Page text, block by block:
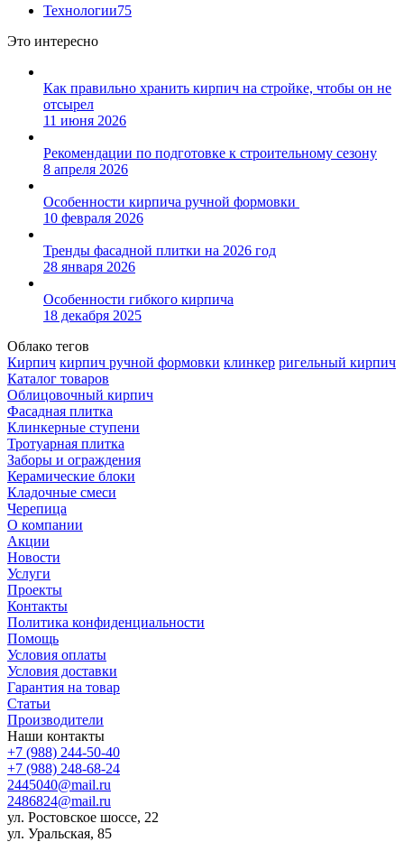
Технологии75
Это интересно
Как правильно хранить кирпич на стройке, чтобы он не
отсырел
11 июня 2026
Рекомендации по подготовке к строительному сезону
8 апреля 2026
Особенности кирпича ручной формовки
10 февраля 2026
Тренды фасадной плитки на 2026 год
28 января 2026
Особенности гибкого кирпича
18 декабря 2025
Облако тегов
Кирпич кирпич ручной формовки клинкер ригельный кирпич
Каталог товаров
Облицовочный кирпич
Фасадная плитка
Клинкерные ступени
Тротуарная плитка
Заборы и ограждения
Керамические блоки
Кладочные смеси
Черепица
О компании
Акции
Новости
Услуги
Проекты
Контакты
Политика конфиденциальности
Помощь
Условия оплаты
Условия доставки
Гарантия на товар
Статьи
Производители
Наши контакты
+7 (988) 244-50-40
+7 (988) 248-68-24
2445040@mail.ru
2486824@mail.ru
ул. Ростовское шоссе, 22
ул. Уральская, 85